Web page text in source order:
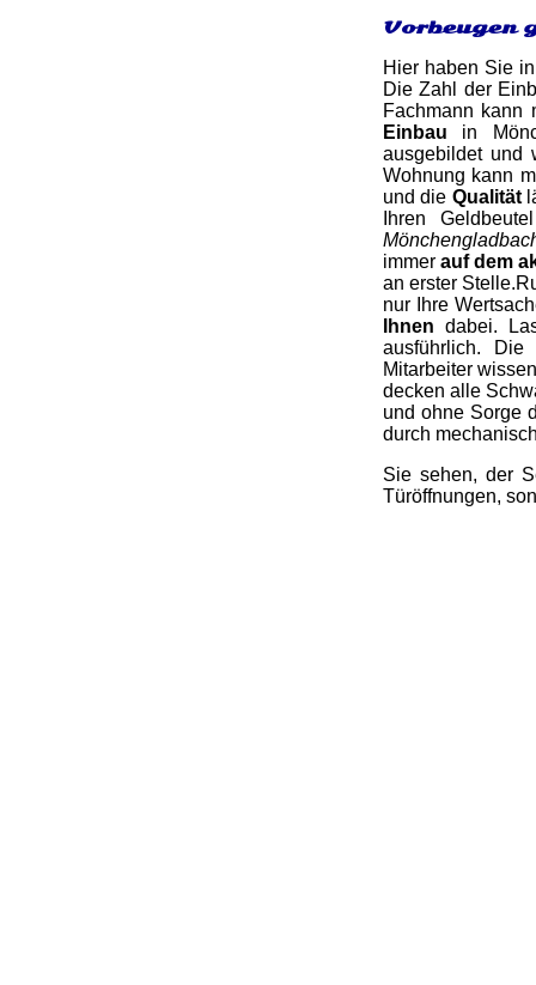
Vorbeugen
Hier haben Sie
Die Zahl der
Fachmann
Einbau in
ausgebildet und
Wohnung kann
und die Qualität
Ihren
immer auf dem
an erster
nur Ihre
Ihnen dabei.
ausführlich. Die
Mitarbeiter
decken alle
und ohne Sorge
durch
Sie sehen, der
Türöffnungen,